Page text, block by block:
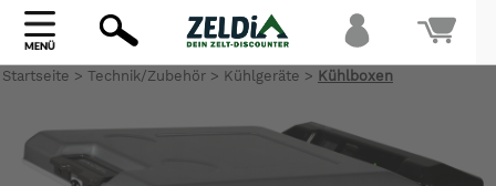
Startseite > Technik/Zubehör > Kühlgeräte > Kühlboxen